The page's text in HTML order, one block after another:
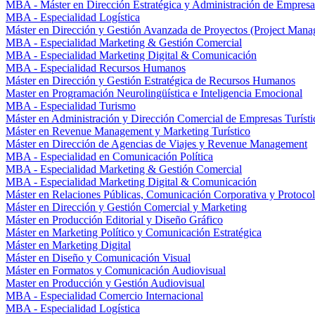
MBA - Máster en Dirección Estratégica y Administración de
MBA - Especialidad Logística
Máster en Dirección y Gestión Avanzada de Proyectos (Project
MBA - Especialidad Marketing & Gestión Comercial
MBA - Especialidad Marketing Digital & Comunicación
MBA - Especialidad Recursos Humanos
Máster en Dirección y Gestión Estratégica de Recursos Humanos
Master en Programación Neurolingüística e Inteligencia Emocional
MBA - Especialidad Turismo
Máster en Administración y Dirección Comercial de Empresas
Máster en Revenue Management y Marketing Turístico
Máster en Dirección de Agencias de Viajes y Revenue Management
MBA - Especialidad en Comunicación Política
MBA - Especialidad Marketing & Gestión Comercial
MBA - Especialidad Marketing Digital & Comunicación
Máster en Relaciones Públicas, Comunicación Corporativa y
Máster en Dirección y Gestión Comercial y Marketing
Máster en Producción Editorial y Diseño Gráfico
Máster en Marketing Político y Comunicación Estratégica
Máster en Marketing Digital
Máster en Diseño y Comunicación Visual
Máster en Formatos y Comunicación Audiovisual
Master en Producción y Gestión Audiovisual
MBA - Especialidad Comercio Internacional
MBA - Especialidad Logística